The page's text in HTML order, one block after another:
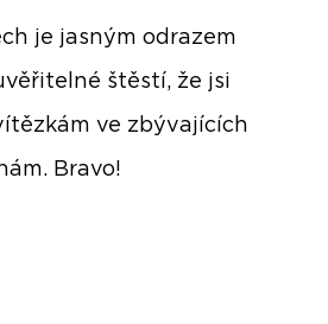
je jasným odrazem
štěstí, že jsi
ve zbývajících
Bravo!